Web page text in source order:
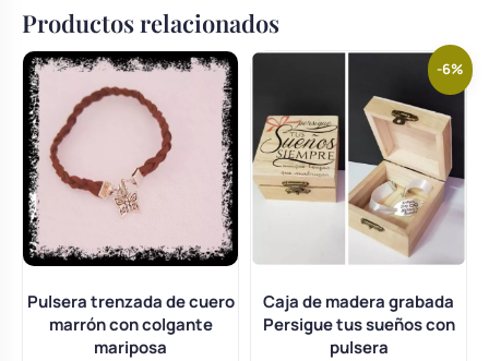
Productos relacionados
Pulsera trenzada de cuero
marrón con colgante
mariposa
-6%
Caja de madera grabada
Persigue tus sueños con
pulsera